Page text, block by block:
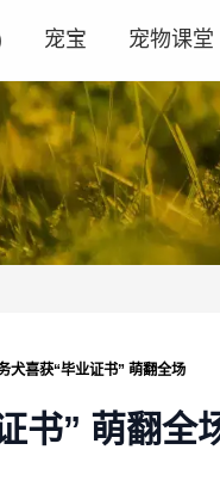
宠宝 宠物课堂
犬喜获“毕业证书” 萌翻全场
书” 萌翻全